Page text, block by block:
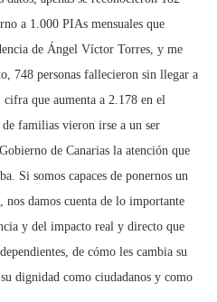
a 1.000 PIAs mensuales que
de Ángel Víctor Torres, y me
748 personas fallecieron sin llegar a
cifra que aumenta a 2.178 en el
familias vieron irse a un ser
de Canarias la atención que
Si somos capaces de ponernos un
damos cuenta de lo importante
y del impacto real y directo que
de cómo les cambia su
dignidad como ciudadanos y como